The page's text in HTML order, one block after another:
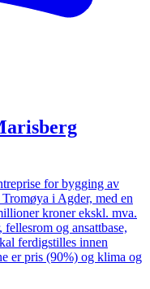
for bygging av
i Agder, med en
kroner ekskl. mva.
og ansattbase,
ferdigstilles innen
er pris (90%) og klima og